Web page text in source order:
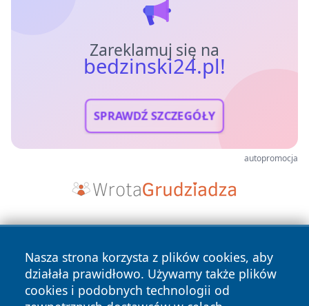
Zareklamuj się na
bedzinski24.pl!
SPRAWDŹ SZCZEGÓŁY
autopromocja
Nasza strona korzysta z plików cookies, aby
działała prawidłowo. Używamy także plików
cookies i podobnych technologii od